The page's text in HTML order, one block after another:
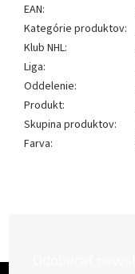
EAN:
Kategórie produktov:
Klub NHL:
Liga:
Oddelenie:
Produkt:
Skupina produktov:
Farva: